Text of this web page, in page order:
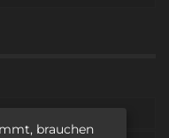
brauchen